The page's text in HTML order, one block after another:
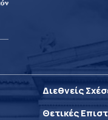
Διεθνείς
Θετικές